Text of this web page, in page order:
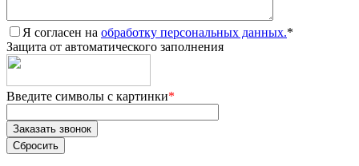
Я согласен на обработку персональных данных.*
Защита от автоматического заполнения
Введите символы с картинки*